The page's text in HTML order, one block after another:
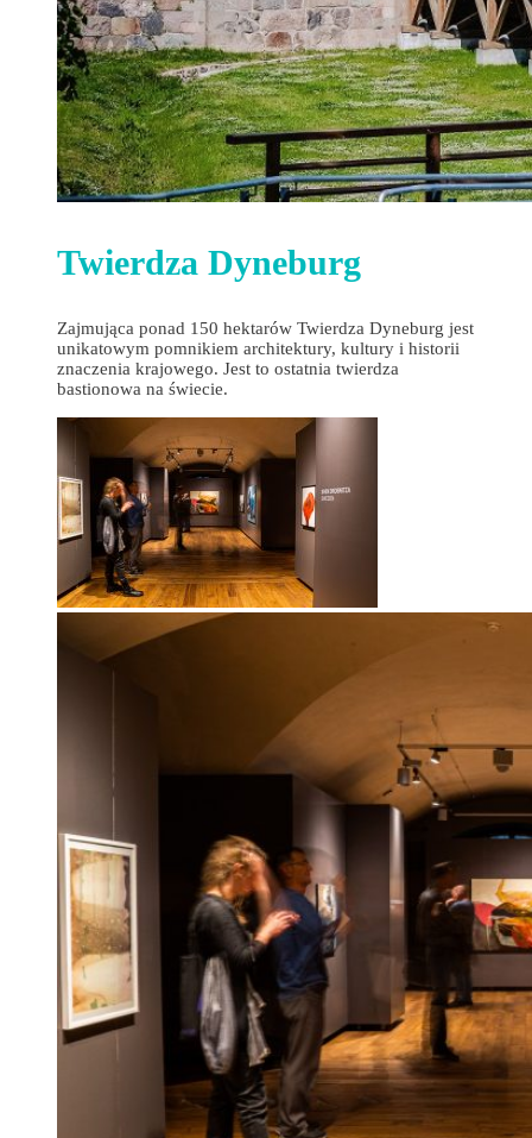
Twierdza Dyneburg
Zajmująca ponad 150 hektarów Twierdza Dyneburg jest
unikatowym pomnikiem architektury, kultury i historii
znaczenia krajowego. Jest to ostatnia twierdza
bastionowa na świecie.